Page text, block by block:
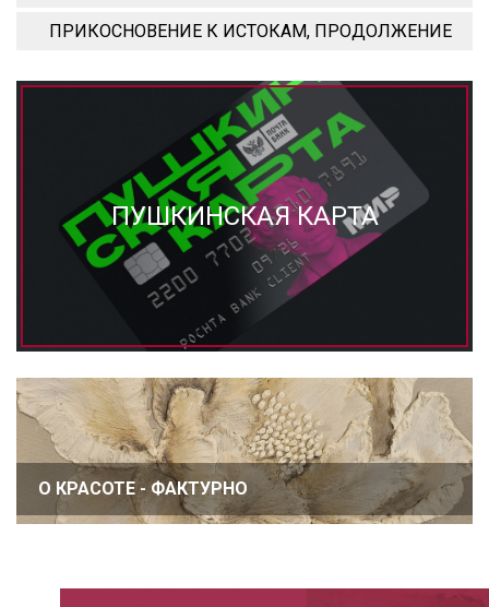
ПРИКОСНОВЕНИЕ К ИСТОКАМ, ПРОДОЛЖЕНИЕ
ПУШКИНСКАЯ КАРТА
О КРАСОТЕ - ФАКТУРНО